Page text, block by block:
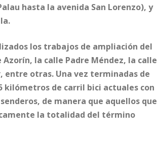
hasta la avenida San Lorenzo), y
los trabajos de ampliación del
la calle Padre Méndez, la calle
entre otras. Una vez terminadas de
kilómetros de carril bici actuales con
de manera que aquellos que
la totalidad del término